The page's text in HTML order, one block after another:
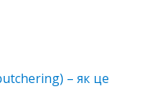
– як це